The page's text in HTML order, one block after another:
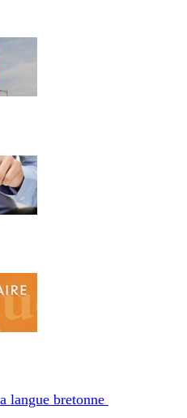
langue bretonne